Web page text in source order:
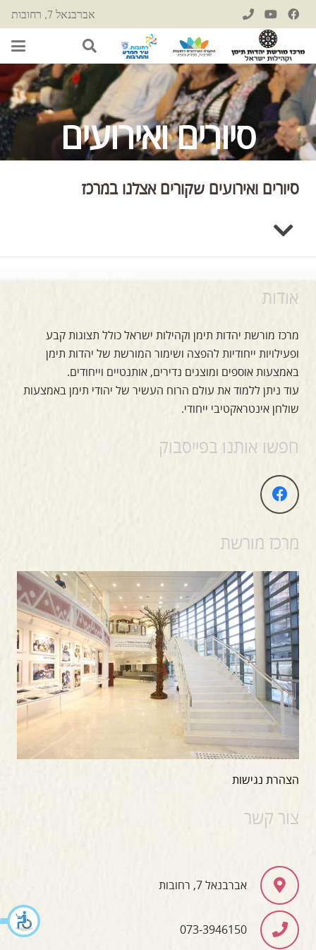
אברבנאל 7, רחובות
סיורים ואירועים
סיורים ואירועים שקורים אצלנו במרכז
אודות
מרכז מורשת יהדות תימן וקהילות ישראל כולל תצוגות קבע
ופעילויות ייחודיות להפצה ושימור המורשת של יהדות תימן
באמצעות אוספים ומוצגים נדירים, אותנטיים וייחודים.
עוד ניתן ללמוד את עולם הרוח העשיר של יהודי תימן באמצעות
שולחן אינטראקטיבי ייחודי.
חפשו אותנו בפייסבוק
מרכז מורשת
הצהרת נגישות
צור קשר
אברבנאל 7, רחובות
073-3946150